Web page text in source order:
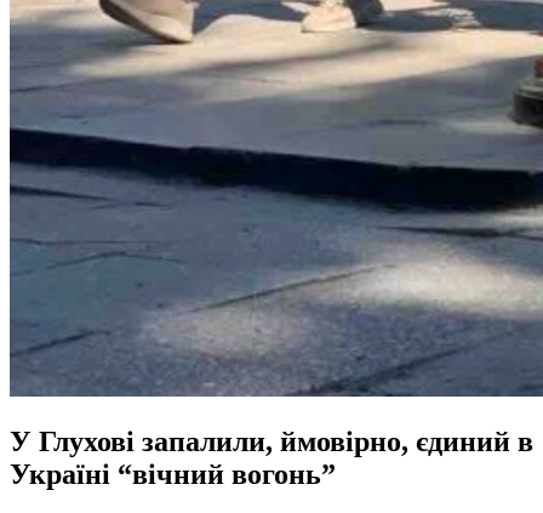
У Глухові запалили, ймовірно, єдиний в
Україні “вічний вогонь”